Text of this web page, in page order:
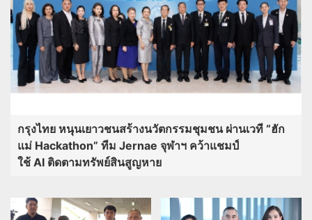
กรุงไทย หนุนเยาวชนสร้างนวัตกรรมชุมชน ผ่านเวที “ฮัก
แม่ Hackathon” ทีม Jernae จุฬาฯ คว้าแชมป์
ใช้ AI ติดตามทรัพย์สินสูญหาย